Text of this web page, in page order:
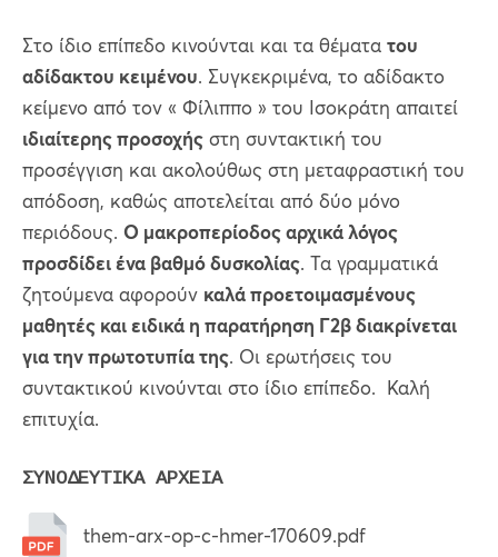
Στο ίδιο επίπεδο κινούνται και τα θέματα του
αδίδακτου κειμένου. Συγκεκριμένα, το αδίδακτο
κείμενο από τον « Φίλιππο » του Ισοκράτη απαιτεί
ιδιαίτερης προσοχής στη συντακτική του
προσέγγιση και ακολούθως στη μεταφραστική του
απόδοση, καθώς αποτελείται από δύο μόνο
περιόδους. Ο μακροπερίοδος αρχικά λόγος
προσδίδει ένα βαθμό δυσκολίας. Τα γραμματικά
ζητούμενα αφορούν καλά προετοιμασμένους
μαθητές και ειδικά η παρατήρηση Γ2β διακρίνεται
για την πρωτοτυπία της. Οι ερωτήσεις του
συντακτικού κινούνται στο ίδιο επίπεδο. Καλή
επιτυχία.
ΣΥΝΟΔΕΥΤΙΚΑ ΑΡΧΕΙΑ
them-arx-op-c-hmer-170609.pdf